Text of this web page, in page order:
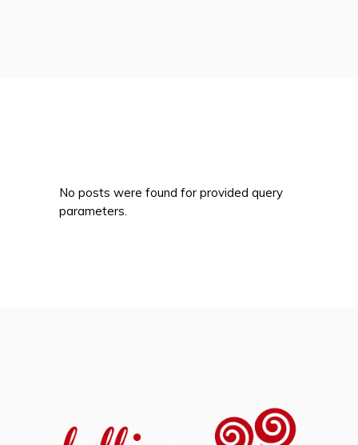
No posts were found for provided query
parameters.